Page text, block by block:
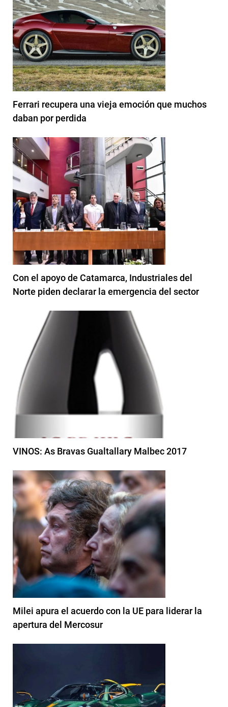
Ferrari recupera una vieja emoción que muchos
daban por perdida
Con el apoyo de Catamarca, Industriales del
Norte piden declarar la emergencia del sector
VINOS: As Bravas Gualtallary Malbec 2017
Milei apura el acuerdo con la UE para liderar la
apertura del Mercosur